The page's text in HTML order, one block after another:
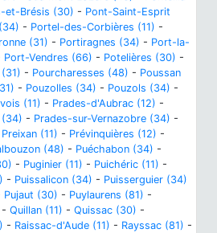
et-Brésis (30) - Pont-Saint-Esprit
- Portel-des-Corbières (11) -
(31) - Portiragnes (34) - Port-la-
Port-Vendres (66) - Potelières (30) -
- Pourcharesses (48) - Poussan
- Pouzolles (34) - Pouzols (34) -
(11) - Prades-d'Aubrac (12) -
(34) - Prades-sur-Vernazobre (34) -
Preixan (11) - Prévinquières (12) -
(48) - Puéchabon (34) -
- Puginier (11) - Puichéric (11) -
- Puissalicon (34) - Puisserguier (34)
Pujaut (30) - Puylaurens (81) -
- Quillan (11) - Quissac (30) -
- Raissac-d'Aude (11) - Rayssac (81) -